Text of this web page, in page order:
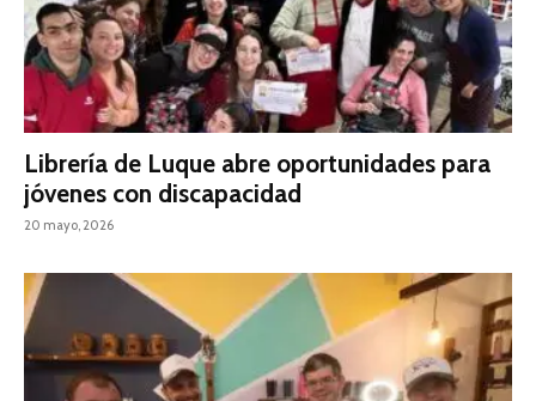
Librería de Luque abre oportunidades para
jóvenes con discapacidad
20 mayo, 2026